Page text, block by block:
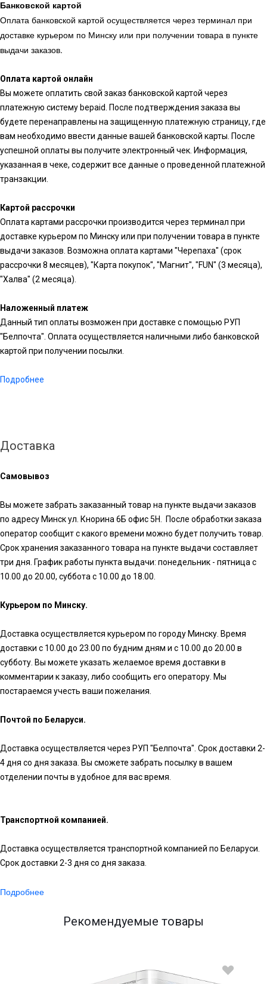
Банковской картой
Оплата банковской картой осуществляется через терминал при
доставке курьером по Минску или при получении товара в пункте
выдачи заказов.
Оплата картой онлайн
Вы можете оплатить свой заказ банковской картой через
платежную систему bepaid. После подтверждения заказа вы
будете перенаправлены на защищенную платежную страницу, где
вам необходимо ввести данные вашей банковской карты. После
успешной оплаты вы получите электронный чек. Информация,
указанная в чеке, содержит все данные о проведенной платежной
транзакции.
Картой рассрочки
Оплата картами рассрочки производится через терминал при
доставке курьером по Минску или при получении товара в пункте
выдачи заказов. Возможна оплата картами "Черепаха" (срок
рассрочки 8 месяцев), "Карта покупок", "Магнит", "FUN" (3 месяца),
"Халва" (2 месяца).
Наложенный платеж
Данный тип оплаты возможен при доставке с помощью РУП
"Белпочта". Оплата осуществляется наличными либо банковской
картой при получении посылки.
Подробнее
Доставка
Самовывоз
Вы можете забрать заказанный товар на пункте выдачи заказов
по адресу Минск ул. Кнорина 6Б офис 5Н. После обработки заказа
оператор сообщит с какого времени можно будет получить товар.
Срок хранения заказанного товара на пункте выдачи составляет
три дня. График работы пункта выдачи: понедельник - пятница с
10.00 до 20.00, суббота с 10.00 до 18.00.
Курьером по Минску.
Доставка осуществляется курьером по городу Минску. Время
доставки с 10.00 до 23.00 по будним дням и с 10.00 до 20.00 в
субботу. Вы можете указать желаемое время доставки в
комментарии к заказу, либо сообщить его оператору. Мы
постараемся учесть ваши пожелания.
Почтой по Беларуси.
Доставка осуществляется через РУП "Белпочта". Срок доставки 2-
4 дня со дня заказа. Вы сможете забрать посылку в вашем
отделении почты в удобное для вас время.
Транспортной компанией.
Доставка осуществляется транспортной компанией по Беларуси.
Срок доставки 2-3 дня со дня заказа.
Подробнее
Рекомендуемые товары